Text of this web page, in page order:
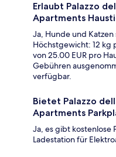
Erlaubt Palazzo
Apartments
Ja, Hunde und Katzen
Höchstgewicht: 12 kg
von 25.00 EUR pro
Gebühren
verfügbar.
Bietet Palazzo
Apartments
Ja, es gibt kostenlose
Ladestation für